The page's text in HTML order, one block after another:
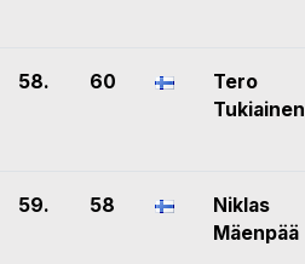
58. 60
Tero
Tukiainen
59. 58
Niklas
Mäenpää